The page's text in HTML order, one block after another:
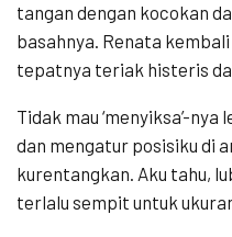
tangan dengan kocokan
basahnya. Renata
tepatnya teriak histeris
Tidak mau ‘menyiksa’-
dan mengatur posisiku di
kurentangkan. Aku tahu,
terlalu sempit untuk